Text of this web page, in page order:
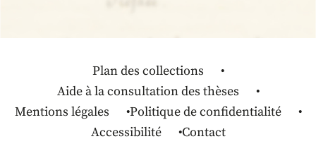
Plan des collections
Aide à la consultation des thèses
Mentions légales
Politique de confidentialité
Accessibilité
Contact